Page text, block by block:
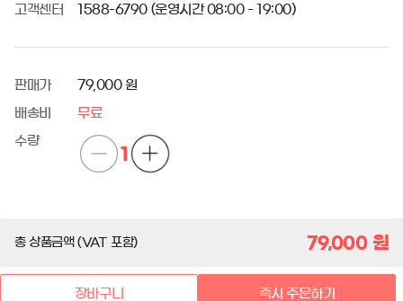
고객센터 1588-6790 (운영시간 08:00 - 19:00)
판매가 79,000 원
배송비 무료
수량
1
총 상품금액 (VAT 포함) 79,000원
장바구니 즉시 주문하기